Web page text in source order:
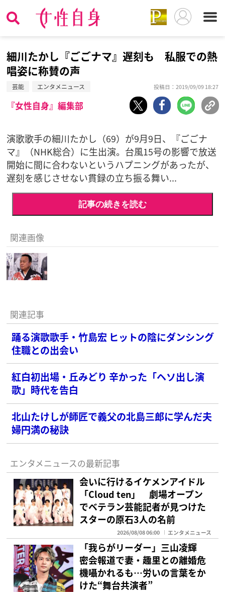
細川たかし『ごごナマ』遅刻も 私服での熱
唱姿に称賛の声
芸能 エンタメニュース 投稿日：2019/09/09 18:27
『女性自身』編集部
演歌歌手の細川たかし（69）が9月9日、『ごごナ
マ』（NHK総合）に生出演。台風15号の影響で放送
開始に間に合わないというハプニングがあったが、
遅刻を感じさせない貫録の立ち振る舞い...
記事の続きを読む
関連画像
関連記事
踊る演歌歌手・竹島宏 ヒットの陰にダンシング
住職との出会い
紅白初出場・丘みどり 辛かった「ヘソ出し演
歌」時代を告白
北山たけしが師匠で義父の北島三郎に学んだ夫
婦円満の秘訣
エンタメニュースの最新記事
会いに行けるイケメンアイドル
「Cloud ten」 劇場オープン
でベテラン芸能記者が見つけた
スターの原石3人の名前
2026/08/08 06:00 エンタメニュース
「我らがリーダー」三山凌輝
密会報道で妻・趣里との離婚危
機囁かれるも…労いの言葉をか
けた“舞台共演者”